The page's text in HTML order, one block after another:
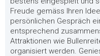
Freude gemäss Ihren
persönlichen Gespräch
entsprechend
Attraktionen wie
organisiert werden.